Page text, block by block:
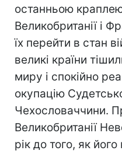
останньою
Великобританії і
їх перейти в стан
великі країни
миру і спокійно
окупацію
Чехословаччини.
Великобританії
рік до того, як